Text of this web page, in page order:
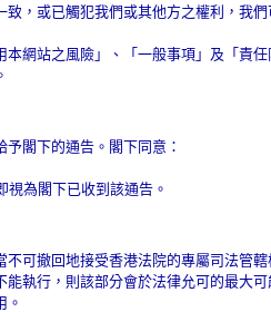
致，或已觸犯我們或其他方之權利，我
本網站之風險」、「一般事項」及「責
閣下的通告。閣下同意：
視為閣下已收到該通告。
可撤回地接受香港法院的專屬司法管轄
執行，則該部分會於法律允可的最大可
。